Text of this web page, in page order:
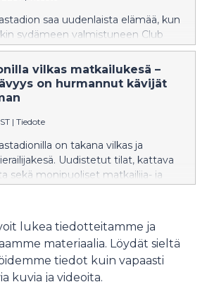
saa uudenlaista elämää, kun
sydämeen valmistuneen Club
ja tapahtumaklubin, toiminta
2025 lavalle nousee monipuolinen
artisteja.
vilkas matkailukesä –
on hurmannut kävijät
| Tiedote
on takana vilkas ja
Uudistetut tilat, kattava
sekä monipuoliset matkailija- ja
lukea tiedotteitamme ja
materiaalia. Löydät sieltä
tiedot kuin vapaasti
kuvia ja videoita.